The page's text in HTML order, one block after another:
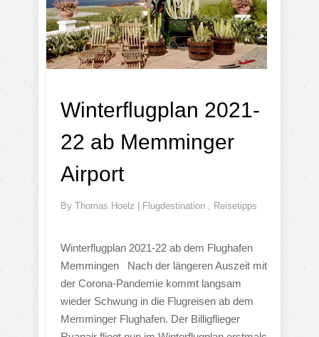
Winterflugplan 2021-
22 ab Memminger
Airport
By Thomas Hoelz | Flugdestination Reisetipps
Winterflugplan 2021-22 ab dem Flughafen
Memmingen Nach der längeren Auszeit mit
der Corona-Pandemie kommt langsam
wieder Schwung in die Flugreisen ab dem
Memminger Flughafen. Der Billigflieger